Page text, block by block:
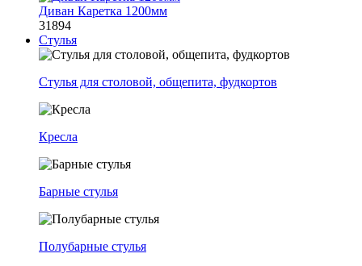
Диван Каретка 1200мм
31894
Стулья
Стулья для столовой, общепита, фудкортов
Кресла
Барные стулья
Полубарные стулья